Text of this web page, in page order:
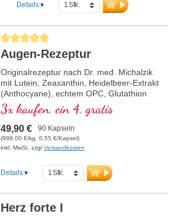
Details
Durchschnittliche Bewertung von 5 von 5 Sternen
Augen-Rezeptur
Originalrezeptur nach Dr. med. Michalzik
mit Lutein, Zeaxanthin, Heidelbeer-Extrakt
(Anthocyane), echtem OPC, Glutathion
und Vitamin A, welches zur Erhaltung
einer normalen Sehkraft beiträgt.
Hochdosiert zur effektiven und sicheren
Anwendung. Entwickelt durch ein
Ärtzeteam mit hoher Pflanzenstoff-,
der Leitung von Dr. med. Alexander
Michalzik.
3x kaufen, ein 4. gratis
49,90 € 90 Kapseln
(998,00 €/kg, 0,55 €/Kapsel)
inkl. MwSt. zzgl Versandkosten
Details
Herz forte I